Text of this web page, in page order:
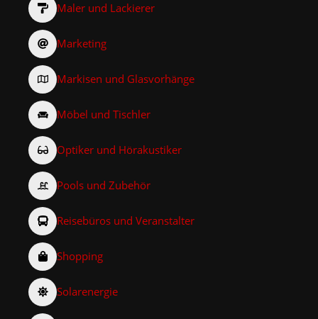
Maler und Lackierer
Marketing
Markisen und Glasvorhänge
Möbel und Tischler
Optiker und Hörakustiker
Pools und Zubehör
Reisebüros und Veranstalter
Shopping
Solarenergie